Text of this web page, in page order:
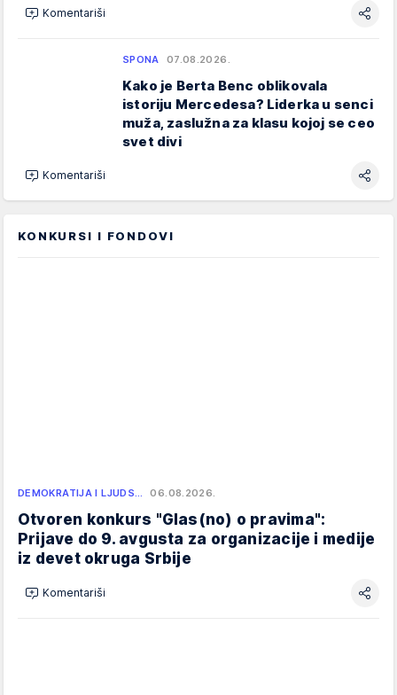
Komentariši
SPONA 07.08.2026.
Kako je Berta Benc oblikovala
istoriju Mercedesa? Liderka u senci
muža, zaslužna za klasu kojoj se ceo
svet divi
Komentariši
KONKURSI I FONDOVI
DEMOKRATIJA I LJUDS… 06.08.2026.
Otvoren konkurs "Glas(no) o pravima":
Prijave do 9. avgusta za organizacije i medije
iz devet okruga Srbije
Komentariši